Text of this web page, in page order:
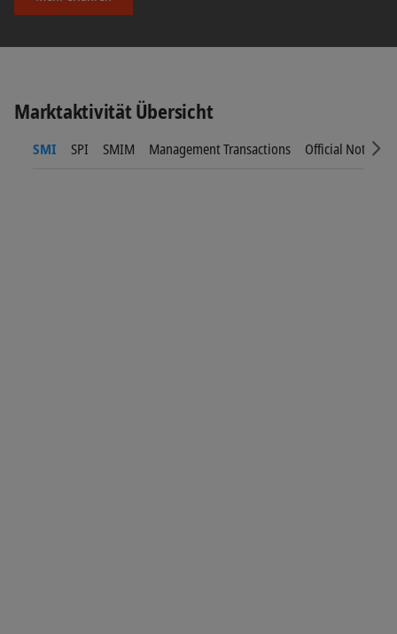
Marktaktivität Übersicht
SMI SPI SMIM Management Transactions Official Notices